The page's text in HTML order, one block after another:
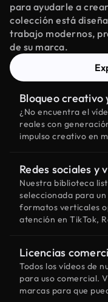
para ayudarle a
colección está
trabajo modernos,
de su marca.
Bloqueo creativo
¿No encuentra el
reales con
impulso creativo en
Redes sociales y
Nuestra biblioteca
seleccionada para
formatos verticales
atención en TikTok,
Licencias
Todos los vídeos de
para uso comercial.
marcas para que